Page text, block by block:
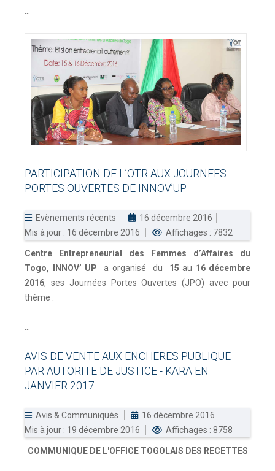
PARTICIPATION DE L’OTR AUX JOURNEES
PORTES OUVERTES DE INNOV’UP
Evènements récents
16 décembre 2016
Mis à jour : 16 décembre 2016
Affichages : 7832
Centre Entrepreneurial des Femmes d’Affaires du
Togo, INNOV’ UP a organisé du 15 au 16 décembre
2016, ses Journées Portes Ouvertes (JPO) avec pour
thème :
AVIS DE VENTE AUX ENCHERES PUBLIQUE
PAR AUTORITE DE JUSTICE - KARA EN
JANVIER 2017
Avis & Communiqués
16 décembre 2016
Mis à jour : 19 décembre 2016
Affichages : 8758
COMMUNIQUE DE L'OFFICE TOGOLAIS DES RECETTES